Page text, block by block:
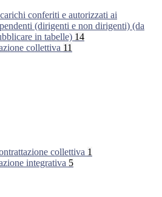
conferiti e autorizzati ai
(dirigenti e non dirigenti) (da
in tabelle) 14
collettiva 11
collettiva 1
integrativa 5